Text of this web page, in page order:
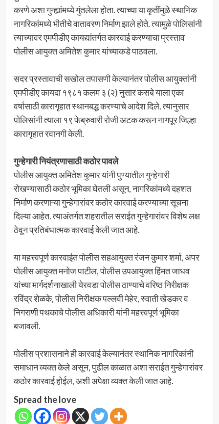
करणे अशा गुन्ह्यांमध्ये गुंतलेला होता. त्याच्या या कृतींमुळे स्थानिक
नागरिकांमध्ये भीतीचे वातावरण निर्माण झाले होते. त्यामुळे पोलिसांनी
त्याच्यावर एमपीडीए कायद्यांतर्गत कारवाई करण्याचा प्रस्ताव
पोलीस आयुक्त अमितेश कुमार यांच्याकडे पाठवला.
सदर प्रस्तावाची सखोल तपासणी केल्यानंतर पोलीस आयुक्तांनी
एमपीडीए कायदा १९८१ कलम ३ (२) नुसार कसबे याला एका
वर्षासाठी कारागृहात स्थानबद्ध करण्याचे आदेश दिले. त्यानुसार
पोलिसांनी त्याला १९ फेब्रुवारी रोजी अटक करून नागपूर जिल्हा
कारागृहात रवानगी केली.
गुन्हेगारी नियंत्रणासाठी कठोर पावले
पोलीस आयुक्त अमितेश कुमार यांनी पुण्यातील गुन्हेगारी
रोखण्यासाठी कठोर भूमिका घेतली असून, नागरिकांमध्ये दहशत
निर्माण करणाऱ्या गुन्हेगारांवर कठोर कारवाई करण्याच्या सूचना
दिल्या आहेत. त्याअंतर्गत शहरातील सराईत गुन्हेगारांवर विशेष लक्ष
ठेवून प्रतिबंधात्मक कारवाई केली जात आहे.
या महत्त्वपूर्ण कारवाईत पोलीस सहआयुक्त रंजन कुमार शर्मा, अपर
पोलीस आयुक्त मनोज पाटील, पोलीस उपआयुक्त हिंमत जाधव
यांच्या मार्गदर्शनाखाली येरवडा पोलीस ठाण्याचे वरिष्ठ निरीक्षक
रविंद्र शेळके, पोलीस निरीक्षक पल्लवी मेहेर, स्वाती खेडकर व
निगराणी पथकाचे पोलीस अधिकारी यांनी महत्त्वपूर्ण भूमिका
बजावली.
पोलीस प्रशासनाने ही कारवाई केल्यानंतर स्थानिक नागरिकांनी
समाधान व्यक्त केले असून, पुढील काळात अशा सराईत गुन्हेगारांवर
कठोर कारवाई होईल, अशी अपेक्षा व्यक्त केली जात आहे.
Spread the love